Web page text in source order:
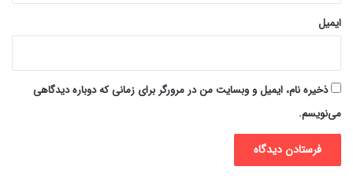
ایمیل
ذخیره نام، ایمیل و وبسایت من در مرورگر برای زمانی که دوباره دیدگاهی
می‌نویسم.